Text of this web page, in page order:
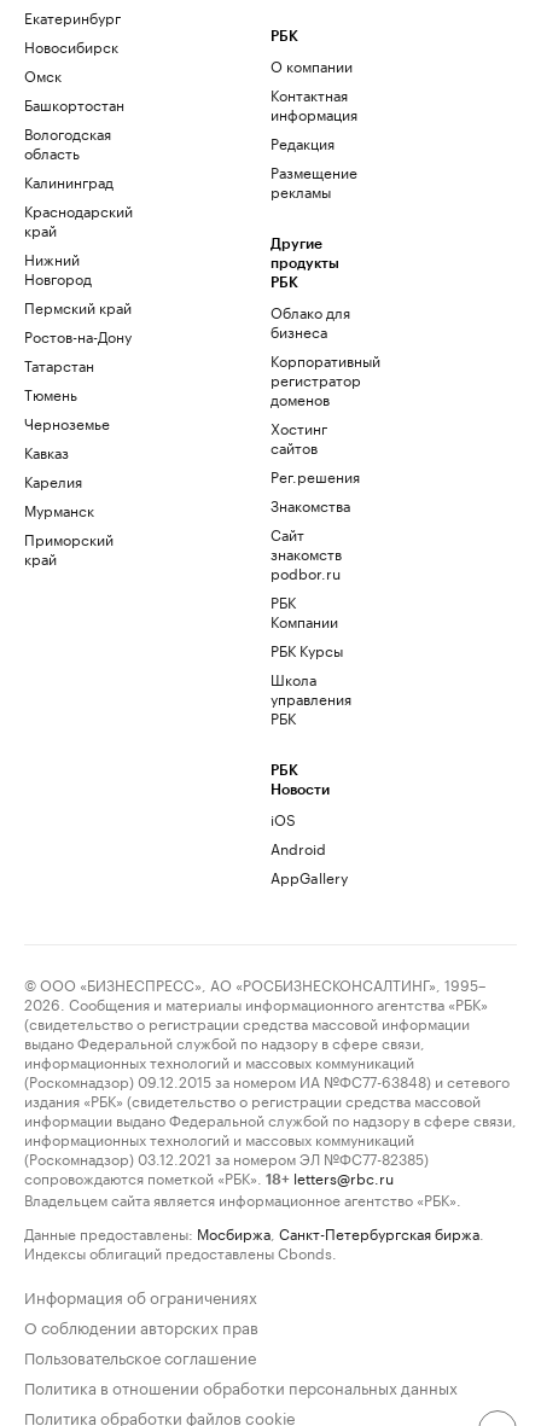
Екатеринбург
Новосибирск
Омск
Башкортостан
Вологодская
область
Калининград
Краснодарский
край
Нижний
Новгород
Пермский край
Ростов-на-Дону
Татарстан
Тюмень
Черноземье
Кавказ
Карелия
Мурманск
Приморский
край
РБК
О компании
Контактная
информация
Редакция
Размещение
рекламы
Другие
продукты
РБК
Облако для
бизнеса
Корпоративный
регистратор
доменов
Хостинг
сайтов
Рег.решения
Знакомства
Сайт
знакомств
podbor.ru
РБК
Компании
РБК Курсы
Школа
управления
РБК
РБК
Новости
iOS
Android
AppGallery
© ООО «БИЗНЕСПРЕСС», АО «РОСБИЗНЕСКОНСАЛТИНГ», 1995–
2026. Сообщения и материалы информационного агентства «РБК»
(свидетельство о регистрации средства массовой информации
выдано Федеральной службой по надзору в сфере связи,
информационных технологий и массовых коммуникаций
(Роскомнадзор) 09.12.2015 за номером ИА №ФС77-63848) и сетевого
издания «РБК» (свидетельство о регистрации средства массовой
информации выдано Федеральной службой по надзору в сфере связи,
информационных технологий и массовых коммуникаций
(Роскомнадзор) 03.12.2021 за номером ЭЛ №ФС77-82385)
сопровождаются пометкой «РБК».
18+ letters@rbc.ru
Владельцем сайта является информационное агентство «РБК».
Данные предоставлены: Мосбиржа Санкт-Петербургская биржа
Индексы облигаций предоставлены Cbonds.
Информация об ограничениях
О соблюдении авторских прав
Пользовательское соглашение
Политика в отношении обработки персональных данных
Политика обработки файлов cookie